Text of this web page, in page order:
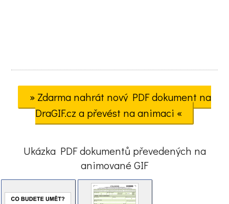
» Zdarma nahrát nový PDF dokument na
DraGIF.cz a převést na animaci «
Ukázka PDF dokumentů převedených na
animované GIF